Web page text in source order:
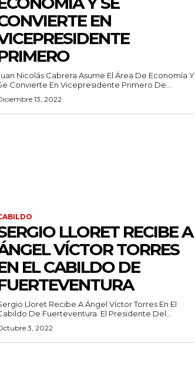
EN
Nicolás Cabrera Asume El Área De Economía Y
Convierte En Vicepresidente Primero De...
13, 2022
LLORET RECIBE A
VÍCTOR TORRES
EL CABILDO DE
Lloret Recibe A Ángel Víctor Torres En El
De Fuerteventura. El Presidente Del...
3, 2022